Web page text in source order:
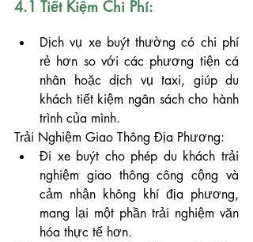
4.1 Tiết Kiệm Chi Phí:
Dịch vụ xe buýt thường có chi phí
rẻ hơn so với các phương tiện cá
nhân hoặc dịch vụ taxi, giúp du
khách tiết kiệm ngân sách cho hành
trình của mình.
Trải Nghiệm Giao Thông Địa Phương:
Đi xe buýt cho phép du khách trải
nghiệm giao thông công cộng và
cảm nhận không khí địa phương,
mang lại một phần trải nghiệm văn
hóa thực tế hơn.